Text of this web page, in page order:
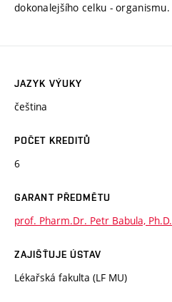
dokonalejšího celku - organismu.
JAZYK VÝUKY
čeština
POČET KREDITŮ
6
GARANT PŘEDMĚTU
prof. Pharm.Dr. Petr Babula, Ph.D.
ZAJIŠŤUJE ÚSTAV
Lékařská fakulta (LF MU)